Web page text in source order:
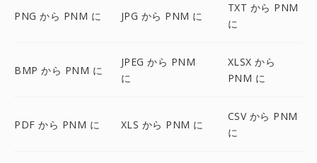
PNG から PNM に JPG から PNM に
TXT から PNM
に
BMP から PNM に
JPEG から PNM
に
XLSX から
PNM に
PDF から PNM に XLS から PNM に
CSV から PNM
に